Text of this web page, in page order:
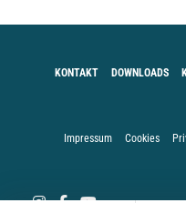
KONTAKT DOWNLOADS
Impressum Cookies